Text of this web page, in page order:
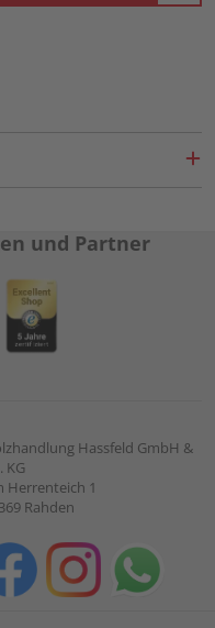
und Partner
Hassfeld GmbH &
KG
Herrenteich 1
Rahden